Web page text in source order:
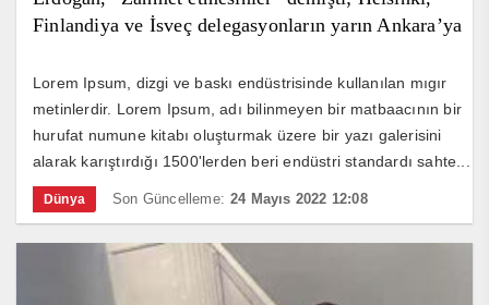
Finlandiya ve İsveç delegasyonların yarın Ankara’ya
Lorem Ipsum, dizgi ve baskı endüstrisinde kullanılan mıgır
metinlerdir. Lorem Ipsum, adı bilinmeyen bir matbaacının bir
hurufat numune kitabı oluşturmak üzere bir yazı galerisini
alarak karıştırdığı 1500'lerden beri endüstri standardı sahte...
Dünya Son Güncelleme: 24 Mayıs 2022 12:08